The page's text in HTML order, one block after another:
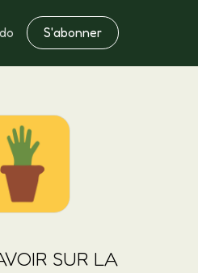
S'abonner
Fertilisation
SUR LA